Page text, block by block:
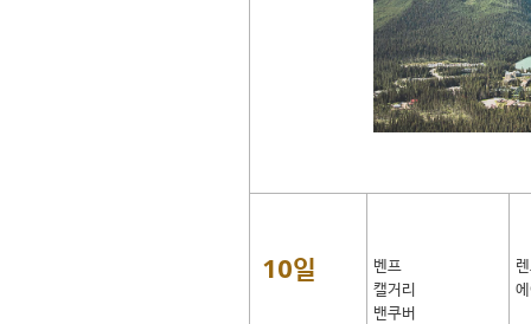
10일
벤프
캘거리
밴쿠버